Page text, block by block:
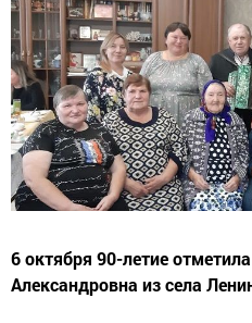
6 октября 90-летие
Александровна из села